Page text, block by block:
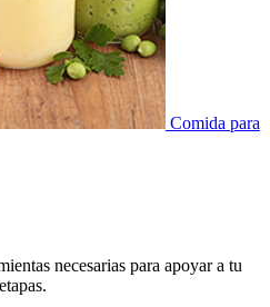
Comida para
necesarias para apoyar a tu